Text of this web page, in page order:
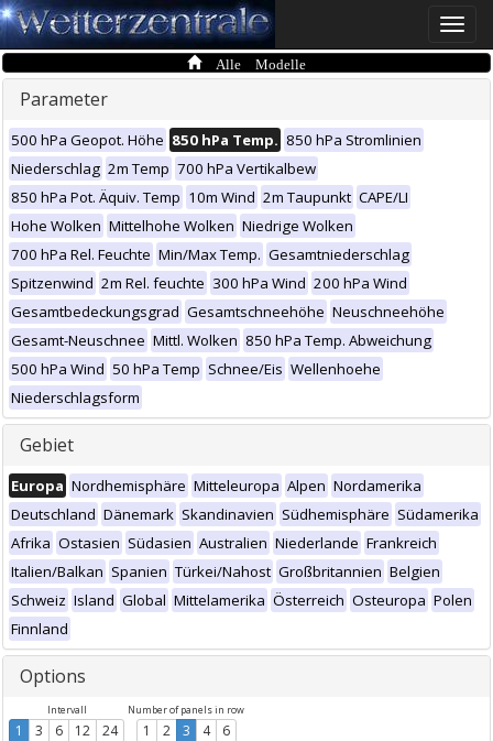
Toggle
Alle Modelle
Parameter
500 hPa Geopot. Höhe 850 hPa Temp. 850 hPa Stromlinien
Niederschlag 2m Temp 700 hPa Vertikalbew
850 hPa Pot. Äquiv. Temp 10m Wind 2m Taupunkt CAPE/LI
Hohe Wolken Mittelhohe Wolken Niedrige Wolken
700 hPa Rel. Feuchte Min/Max Temp. Gesamtniederschlag
Spitzenwind 2m Rel. feuchte 300 hPa Wind 200 hPa Wind
Gesamtbedeckungsgrad Gesamtschneehöhe Neuschneehöhe
Gesamt-Neuschnee Mittl. Wolken 850 hPa Temp. Abweichung
500 hPa Wind 50 hPa Temp Schnee/Eis Wellenhoehe
Niederschlagsform
Gebiet
Europa Nordhemisphäre Mitteleuropa Alpen Nordamerika
Deutschland Dänemark Skandinavien Südhemisphäre Südamerika
Afrika Ostasien Südasien Australien Niederlande Frankreich
Italien/Balkan Spanien Türkei/Nahost Großbritannien Belgien
Schweiz Island Global Mittelamerika Österreich Osteuropa Polen
Finnland
Options
Intervall
1 3 6 12 24
Number of panels in row
1 2 3 4 6